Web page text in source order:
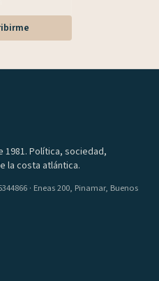
1981. Política, sociedad,
la costa atlántica.
· Eneas 200, Pinamar, Buenos